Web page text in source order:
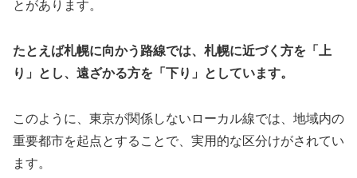
とがあります。
たとえば札幌に向かう路線では、札幌に近づく方を「上
り」とし、遠ざかる方を「下り」としています。
このように、東京が関係しないローカル線では、地域内の
重要都市を起点とすることで、実用的な区分けがされてい
ます。